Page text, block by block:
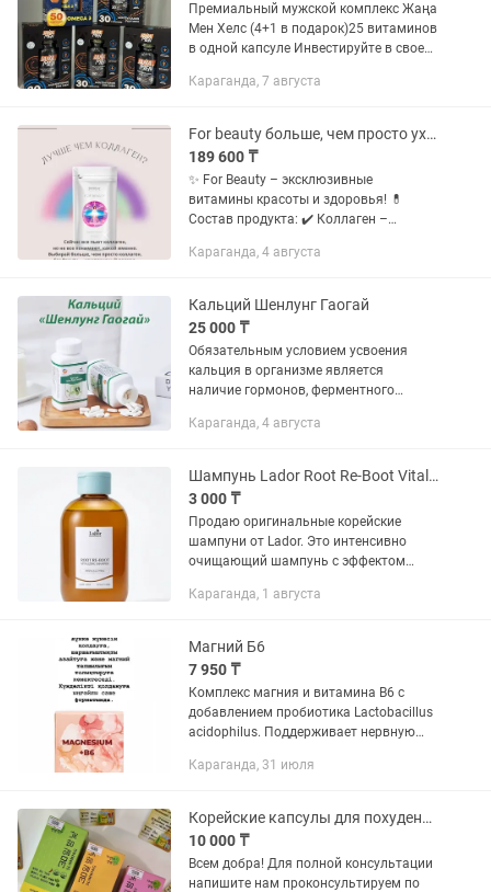
Премиальный мужской комплекс Жаңа
Мен Хелс (4+1 в подарок)25 витаминов
в одной капсуле Инвестируйте в свое
комплексом Жаңа Мен Хелс!
Караганда, 7 августа
For beauty больше, чем просто уход за кожей
189 600 ₸
✨ For Beauty – эксклюзивные
витамины красоты и здоровья! 💊
Состав продукта: ✔️ Коллаген –
замедляет процесс старения ✔️
кожи ✔️...
Караганда, 4 августа
Кальций Шенлунг Гаогай
25 000 ₸
Обязательным условием усвоения
кальция в организме является
наличие гормонов, ферментного
Наличие витаминов А и D в
здорового...
Караганда, 4 августа
Шампунь Lador Root Re-Boot Vitalizing Shampoo Propolis Citron
3 000 ₸
Продаю оригинальные корейские
шампуни от Lador. Это интенсивно
очищающий шампунь с эффектом
кислоте и ментолу он глубоко очищает
Караганда, 1 августа
Магний Б6
7 950 ₸
Комплекс магния и витамина B6 с
добавлением пробиотика Lactobacillus
acidophilus. Поддерживает нервную
утомляемости и восполняет дефицит
Караганда, 31 июля
Корейские капсулы для похудения для снижения веса фито капсулы
10 000 ₸
Всем добра! Для полной консультации
напишите нам проконсультируем по